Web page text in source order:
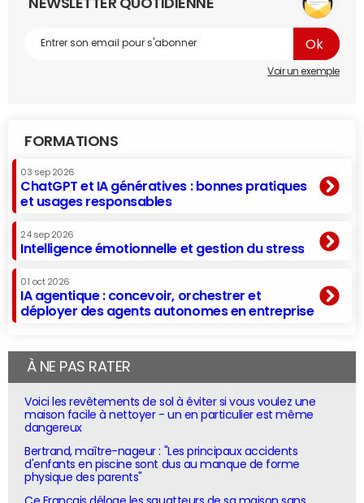
NEWSLETTER QUOTIDIENNE
Voir un exemple
FORMATIONS
03 sep 2026
ChatGPT et IA génératives : bonnes pratiques
et usages responsables
24 sep 2026
Intelligence émotionnelle et gestion du stress
01 oct 2026
IA agentique : concevoir, orchestrer et
déployer des agents autonomes en entreprise
À NE PAS RATER
Voici les revêtements de sol à éviter si vous voulez une
maison facile à nettoyer - un en particulier est même
dangereux
Bertrand, maître-nageur : "Les principaux accidents
d'enfants en piscine sont dus au manque de forme
physique des parents"
Ce Français déloge les squatteurs de sa maison sans